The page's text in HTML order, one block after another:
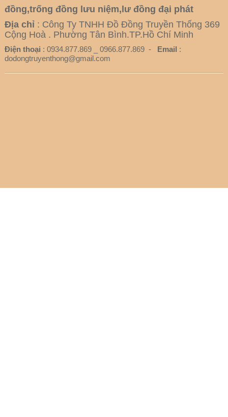
đồng,trống đồng lưu niệm,lư đồng đại phát
Địa chỉ : Công Ty TNHH Đồ Đồng Truyền Thống 369
Cộng Hoà . Phường Tân Bình.TP.Hồ Chí Minh
Điện thoại : 0934.877.869 _ 0966.877.869 - Email :
dodongtruyenthong@gmail.com